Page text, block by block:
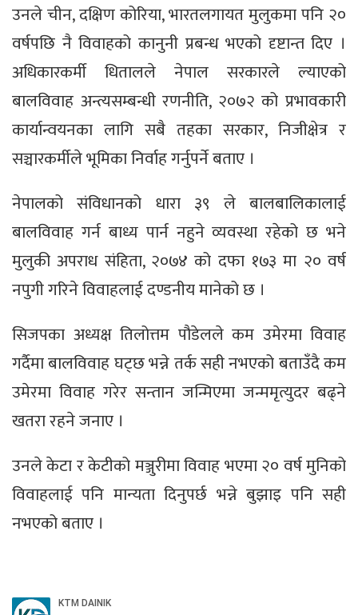
उनले चीन, दक्षिण कोरिया, भारतलगायत मुलुकमा पनि २०
वर्षपछि नै विवाहको कानुनी प्रबन्ध भएको दृष्टान्त दिए ।
अधिकारकर्मी धितालले नेपाल सरकारले ल्याएको
बालविवाह अन्त्यसम्बन्धी रणनीति, २०७२ को प्रभावकारी
कार्यान्वयनका लागि सबै तहका सरकार, निजीक्षेत्र र
सञ्चारकर्मीले भूमिका निर्वाह गर्नुपर्ने बताए ।
नेपालको संविधानको धारा ३९ ले बालबालिकालाई
बालविवाह गर्न बाध्य पार्न नहुने व्यवस्था रहेको छ भने
मुलुकी अपराध संहिता, २०७४ को दफा १७३ मा २० वर्ष
नपुगी गरिने विवाहलाई दण्डनीय मानेको छ ।
सिजपका अध्यक्ष तिलोत्तम पौडेलले कम उमेरमा विवाह
गर्दैमा बालविवाह घट्छ भन्ने तर्क सही नभएको बताउँदै कम
उमेरमा विवाह गरेर सन्तान जन्मिएमा जन्ममृत्युदर बढ्ने
खतरा रहने जनाए ।
उनले केटा र केटीको मञ्जुरीमा विवाह भएमा २० वर्ष मुनिको
विवाहलाई पनि मान्यता दिनुपर्छ भन्ने बुझाइ पनि सही
नभएको बताए ।